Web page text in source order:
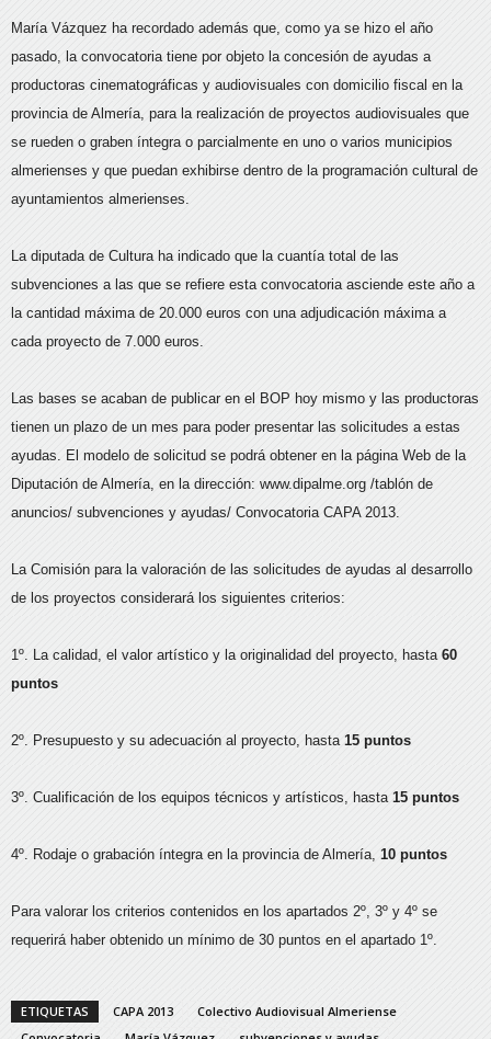
María Vázquez ha recordado además que, como ya se hizo el año
pasado, la convocatoria tiene por objeto la concesión de ayudas a
productoras cinematográficas y audiovisuales con domicilio fiscal en la
provincia de Almería, para la realización de proyectos audiovisuales que
se rueden o graben íntegra o parcialmente en uno o varios municipios
almerienses y que puedan exhibirse dentro de la programación cultural de
ayuntamientos almerienses.
La diputada de Cultura ha indicado que la cuantía total de las
subvenciones a las que se refiere esta convocatoria asciende este año a
la cantidad máxima de 20.000 euros con una adjudicación máxima a
cada proyecto de 7.000 euros.
Las bases se acaban de publicar en el BOP hoy mismo y las productoras
tienen un plazo de un mes para poder presentar las solicitudes a estas
ayudas. El modelo de solicitud se podrá obtener en la página Web de la
Diputación de Almería, en la dirección: www.dipalme.org /tablón de
anuncios/ subvenciones y ayudas/ Convocatoria CAPA 2013.
La Comisión para la valoración de las solicitudes de ayudas al desarrollo
de los proyectos considerará los siguientes criterios:
1º. La calidad, el valor artístico y la originalidad del proyecto, hasta 60
puntos
2º. Presupuesto y su adecuación al proyecto, hasta 15 puntos
3º. Cualificación de los equipos técnicos y artísticos, hasta 15 puntos
4º. Rodaje o grabación íntegra en la provincia de Almería, 10 puntos
Para valorar los criterios contenidos en los apartados 2º, 3º y 4º se
requerirá haber obtenido un mínimo de 30 puntos en el apartado 1º.
ETIQUETAS CAPA 2013
Colectivo Audiovisual Almeriense